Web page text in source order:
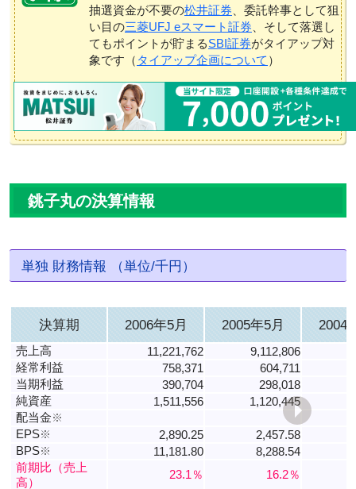
抽選資金が不要の松井証券 、委託幹事として狙
い目の三菱UFJ eスマート証券 、そして落選し
てもポイントが貯まるSBI証券がタイアップ対
象です（ タイアップ企画について ）
銚子丸の決算情報
単独 財務情報 （単位/千円）
決算期 2006年5月 2005年5月 2004
売上高 11,221,762 9,112,806
経常利益
758,371
604,711
当期利益
390,704
298,018
純資産
1,511,556
1,120,445
配当金※
EPS※ 2,890.25 2,457.58
BPS※ 11,181.80 8,288.54
前期比（売上
高）
23.1％
16.2％